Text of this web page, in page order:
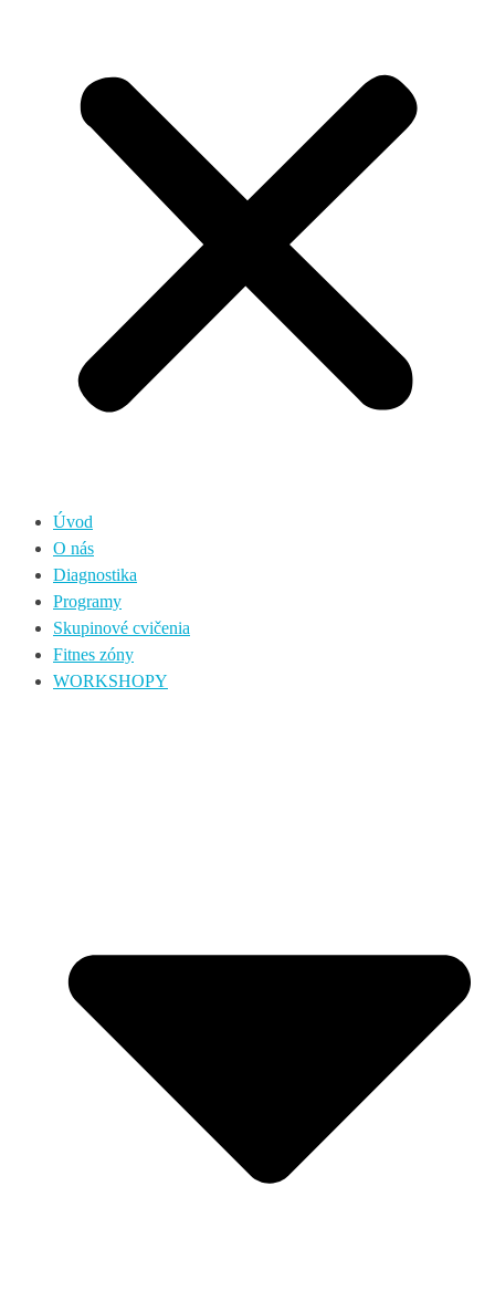
Úvod
O nás
Diagnostika
Programy
Skupinové cvičenia
Fitnes zóny
WORKSHOPY